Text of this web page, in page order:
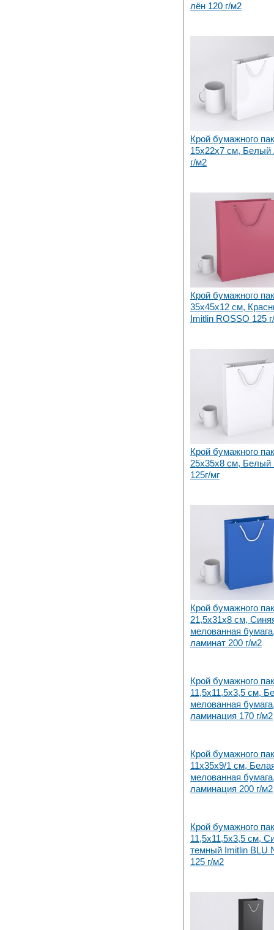
лён 120 г/м2
Крой бумажного
15х22x7 см, Белый
г/м2
Крой бумажного
35х45x12 см,
Imitlin ROSSO 125
Крой бумажного
25х35x8 см, Белый
125г/мг
Крой бумажного
21,5х31x8 см,
мелованная
ламинат 200 г/м2
Крой бумажного
11,5х11,5х3,5 см,
мелованная
ламинация 170 г/м2
Крой бумажного
11х35х9/1 см,
мелованная
ламинация 200 г/м2
Крой бумажного
11,5х11,5х3,5 см,
темный Imitlin BLU
125 г/м2